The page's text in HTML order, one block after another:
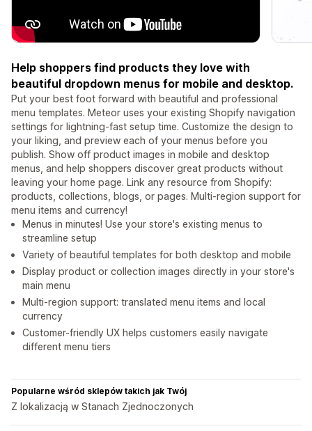
Help shoppers find products they love with
beautiful dropdown menus for mobile and desktop.
Put your best foot forward with beautiful and professional
menu templates. Meteor uses your existing Shopify navigation
settings for lightning-fast setup time. Customize the design to
your liking, and preview each of your menus before you
publish. Show off product images in mobile and desktop
menus, and help shoppers discover great products without
leaving your home page. Link any resource from Shopify:
products, collections, blogs, or pages. Multi-region support for
menu items and currency!
Menus in minutes! Use your store's existing menus to
streamline setup
Variety of beautiful templates for both desktop and mobile
Display product or collection images directly in your store's
main menu
Multi-region support: translated menu items and local
currency
Customer-friendly UX helps customers easily navigate
different menu tiers
Popularne wśród sklepów takich jak Twój
Z lokalizacją w Stanach Zjednoczonych